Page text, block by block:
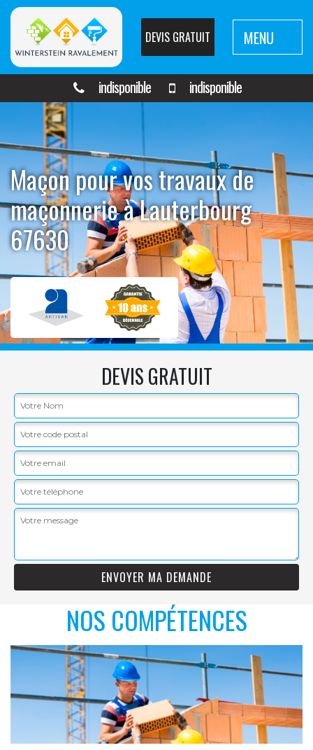
DEVIS GRATUIT MENU
indisponible indisponible
Maçon pour vos travaux de
maçonnerie à Lauterbourg
67630
DEVIS GRATUIT
NOS COMPÉTENCES